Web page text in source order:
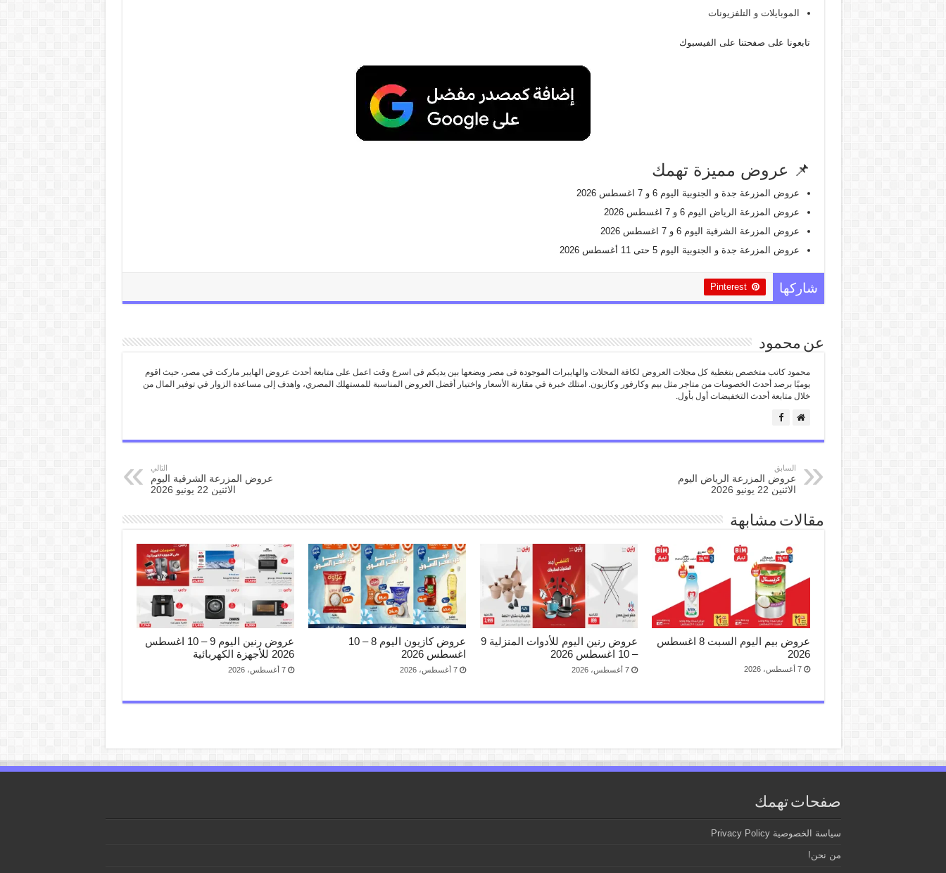
الموبايلات و التلفزيونات
تابعونا على صفحتنا على الفيسبوك
📌 عروض مميزة تهمك
عروض المزرعة جدة و الجنوبية اليوم 6 و 7 اغسطس 2026
عروض المزرعة الرياض اليوم 6 و 7 اغسطس 2026
عروض المزرعة الشرقية اليوم 6 و 7 اغسطس 2026
عروض المزرعة جدة و الجنوبية اليوم 5 حتى 11 أغسطس 2026
شاركها Pinterest
عن محمود
محمود كاتب متخصص بتغطية كل مجلات العروض لكافة المحلات والهايبرات الموجودة فى مصر ويضعها بين يديكم فى اسرع وقت اعمل على متابعة أحدث عروض الهايبر ماركت في مصر، حيث اقوم
يوميًا برصد أحدث الخصومات من متاجر مثل بيم وكارفور وكازيون. امتلك خبرة في مقارنة الأسعار واختيار أفضل العروض المناسبة للمستهلك المصري، واهدف إلى مساعدة الزوار في توفير المال من
خلال متابعة أحدث التخفيضات أول بأول.
السابق
عروض المزرعة الرياض اليوم
الاثنين 22 يونيو 2026
التالي
عروض المزرعة الشرقية اليوم
الاثنين 22 يونيو 2026
مقالات مشابهة
عروض بيم اليوم السبت 8 اغسطس
2026
7 أغسطس، 2026
عروض رنين اليوم للأدوات المنزلية 9
– 10 اغسطس 2026
7 أغسطس، 2026
عروض كازيون اليوم 8 – 10
اغسطس 2026
7 أغسطس، 2026
عروض رنين اليوم 9 – 10 اغسطس
2026 للأجهزة الكهربائية
7 أغسطس، 2026
صفحات تهمك
سياسة الخصوصية Privacy Policy
من نحن!